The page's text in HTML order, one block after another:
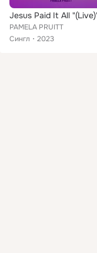
PAMELA PRUITT
Сингл
2023